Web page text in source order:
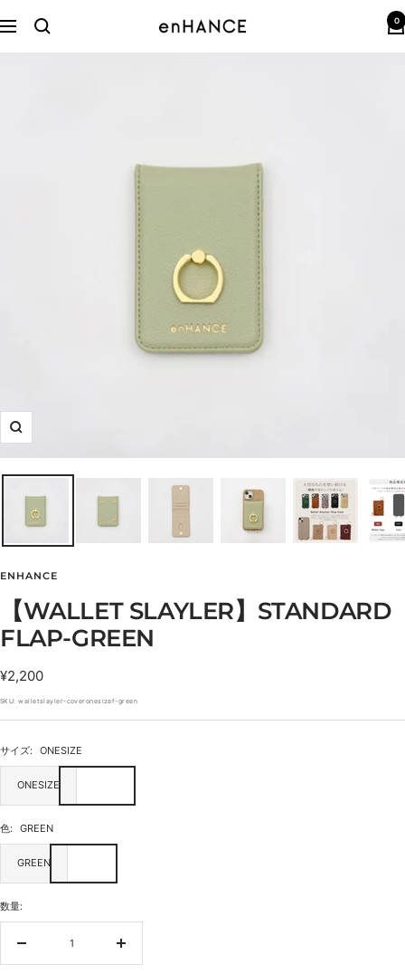
ン
ナ
enHANCE 0
ズ
ン
ENHANCE
【WALLET SLAYLER】STANDARD
FLAP-GREEN
セ
ー
ル
格
¥2,200
SKU:walletslayler-coveronesizef-green
サイズ: ONESIZE
ONESIZE
色: GREEN
GREEN
数量:
量
数
量